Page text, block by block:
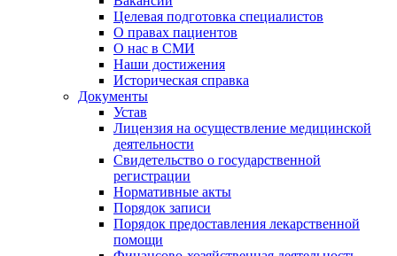
Целевая подготовка специалистов
О правах пациентов
О нас в СМИ
Наши достижения
Историческая справка
Документы
Устав
Лицензия на осуществление медицинской
деятельности
Свидетельство о государственной
регистрации
Нормативные акты
Порядок записи
Порядок предоставления лекарственной
помощи